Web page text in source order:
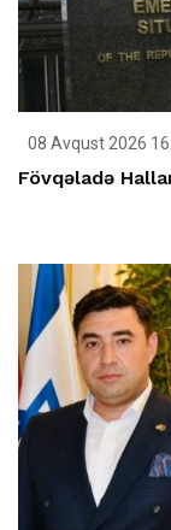
08 Avqust 2026
Fövqəladə